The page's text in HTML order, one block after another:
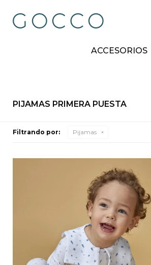
ACCESORIOS
PIJAMAS PRIMERA PUESTA
Filtrando por: Pijamas